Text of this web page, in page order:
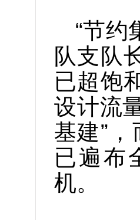
“节约
队支队
已超饱
设计流
基建”
已遍布
机。